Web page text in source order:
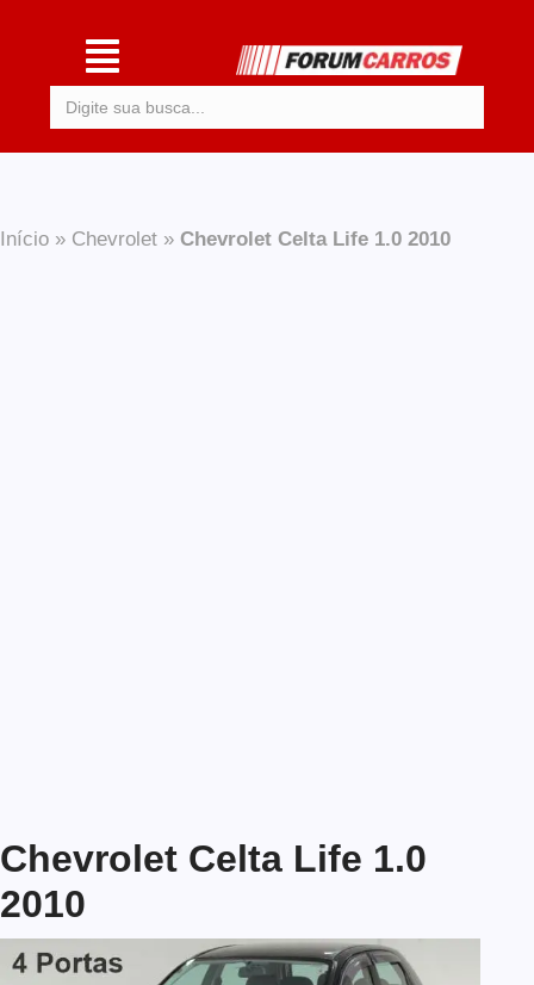
Início » Chevrolet » Chevrolet Celta Life 1.0 2010
Chevrolet Celta Life 1.0
2010